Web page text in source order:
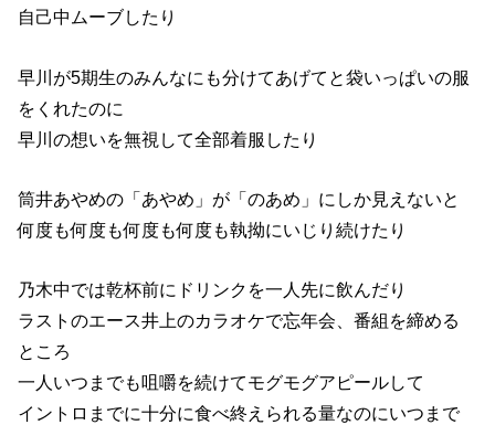
自己中ムーブしたり
早川が5期生のみんなにも分けてあげてと袋いっぱいの服
をくれたのに
早川の想いを無視して全部着服したり
筒井あやめの「あやめ」が「のあめ」にしか見えないと
何度も何度も何度も何度も執拗にいじり続けたり
乃木中では乾杯前にドリンクを一人先に飲んだり
ラストのエース井上のカラオケで忘年会、番組を締める
ところ
一人いつまでも咀嚼を続けてモグモグアピールして
イントロまでに十分に食べ終えられる量なのにいつまで